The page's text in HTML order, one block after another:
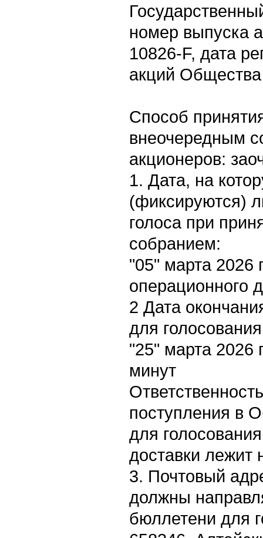
номер выпуска
10826-F, дата
акций Общества
Способ
внеочередным
акционеров:
1. Дата, на
(фиксируются)
голоса при
собранием:
"05" марта 2026
операционного
2 Дата
для
"25" марта 2026
минут
поступления в
для
доставки лежит
3. Почтовый
должны
бюллетени для